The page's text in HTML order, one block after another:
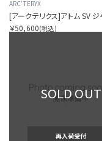
ARC'TERYX
￥50,600(税込)
SOLD OUT
再入荷受付